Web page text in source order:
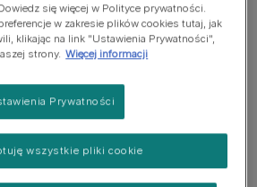
że zwiększa całkowite
płynów i wspomaga
porównaniu z kotami pijącymi wyłącznie
do spożycia suchej karmy. Koty muszą
się więcej w Polityce prywatności.
w zakresie plików cookies tutaj, jak
klikając na link "Ustawienia Prywatności",
strony. Więcej informacji
Prywatności
wszystkie pliki cookie